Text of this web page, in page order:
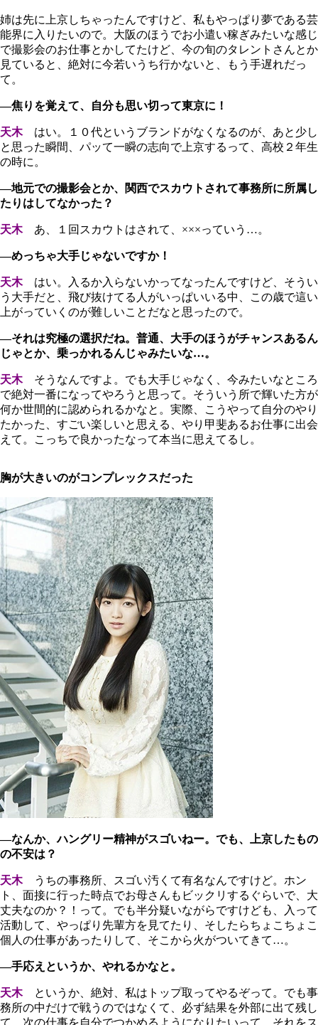
姉は先に上京しちゃったんですけど、私もやっぱり夢である芸
能界に入りたいので。大阪のほうでお小遣い稼ぎみたいな感じ
で撮影会のお仕事とかしてたけど、今の旬のタレントさんとか
見ていると、絶対に今若いうち行かないと、もう手遅れだっ
て。
―焦りを覚えて、自分も思い切って東京に！
天木はい。１０代というブランドがなくなるのが、あと少し
と思った瞬間、パッて一瞬の志向で上京するって、高校２年生
の時に。
―地元での撮影会とか、関西でスカウトされて事務所に所属し
たりはしてなかった？
天木あ、１回スカウトはされて、×××っていう…。
―めっちゃ大手じゃないですか！
天木はい。入るか入らないかってなったんですけど、そうい
う大手だと、飛び抜けてる人がいっぱいいる中、この歳で這い
上がっていくのが難しいことだなと思ったので。
―それは究極の選択だね。普通、大手のほうがチャンスあるん
じゃとか、乗っかれるんじゃみたいな…。
天木そうなんですよ。でも大手じゃなく、今みたいなところ
で絶対一番になってやろうと思って。そういう所で輝いた方が
何か世間的に認められるかなと。実際、こうやって自分のやり
たかった、すごい楽しいと思える、やり甲斐あるお仕事に出会
えて。こっちで良かったなって本当に思えてるし。
胸が大きいのがコンプレックスだった
―なんか、ハングリー精神がスゴいねー。でも、上京したもの
の不安は？
天木うちの事務所、スゴい汚くて有名なんですけど。ホン
ト、面接に行った時点でお母さんもビックリするぐらいで、大
丈夫なのか？！って。でも半分疑いながらですけども、入って
活動して、やっぱり先輩方を見てたり、そしたらちょこちょこ
個人の仕事があったりして、そこから火がついてきて…。
―手応えというか、やれるかなと。
天木というか、絶対、私はトップ取ってやるぞって。でも事
務所の中だけで戦うのではなくて、必ず結果を外部に出て残し
て、次の仕事を自分でつかめるようになりたいって。それをス